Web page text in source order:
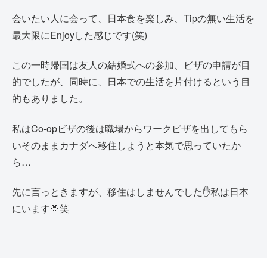
会いたい人に会って、日本食を楽しみ、Tipの無い生活を
最大限にEnjoyした感じです(笑)
この一時帰国は友人の結婚式への参加、ビザの申請が目
的でしたが、同時に、日本での生活を片付けるという目
的もありました。
私はCo-opビザの後は職場からワークビザを出してもら
いそのままカナダへ移住しようと本気で思っていたか
ら…
先に言っときますが、移住はしませんでした✋私は日本
にいます💛笑